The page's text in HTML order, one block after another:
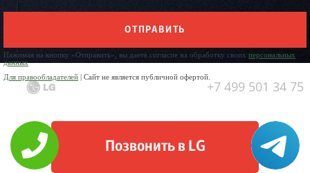
ОТПРАВИТЬ
Нажимая на кнопку «Отправить», вы даете согласие на обработку своих персональных
данных
Для правообладателей | Сайт не является публичной офертой.
+7 499 501 34 75
Позвонить в LG